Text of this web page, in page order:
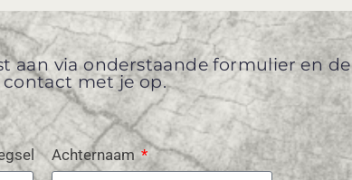
aan via onderstaande formulier en de
contact met je op.
Achternaam